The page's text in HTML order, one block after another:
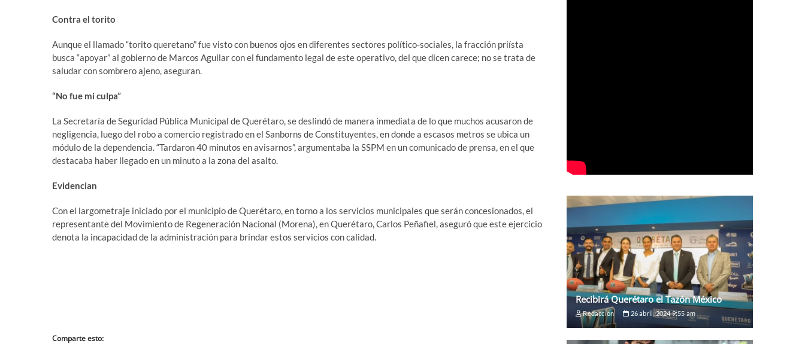
Contra el torito
Aunque el llamado “torito queretano” fue visto con buenos ojos en diferentes sectores político-sociales, la fracción priísta
busca “apoyar” al gobierno de Marcos Aguilar con el fundamento legal de este operativo, del que dicen carece; no se trata de
saludar con sombrero ajeno, aseguran.
“No fue mi culpa”
La Secretaría de Seguridad Pública Municipal de Querétaro, se deslindó de manera inmediata de lo que muchos acusaron de
negligencia, luego del robo a comercio registrado en el Sanborns de Constituyentes, en donde a escasos metros se ubica un
módulo de la dependencia. “Tardaron 40 minutos en avisarnos”, argumentaba la SSPM en un comunicado de prensa, en el que
destacaba haber llegado en un minuto a la zona del asalto.
Evidencian
Con el largometraje iniciado por el municipio de Querétaro, en torno a los servicios municipales que serán concesionados, el
representante del Movimiento de Regeneración Nacional (Morena), en Querétaro, Carlos Peñafiel, aseguró que este ejercicio
denota la incapacidad de la administración para brindar estos servicios con calidad.
Comparte esto:
Recibirá Querétaro el Tazón México
Redaccion 26 abril, 2024 9:55 am